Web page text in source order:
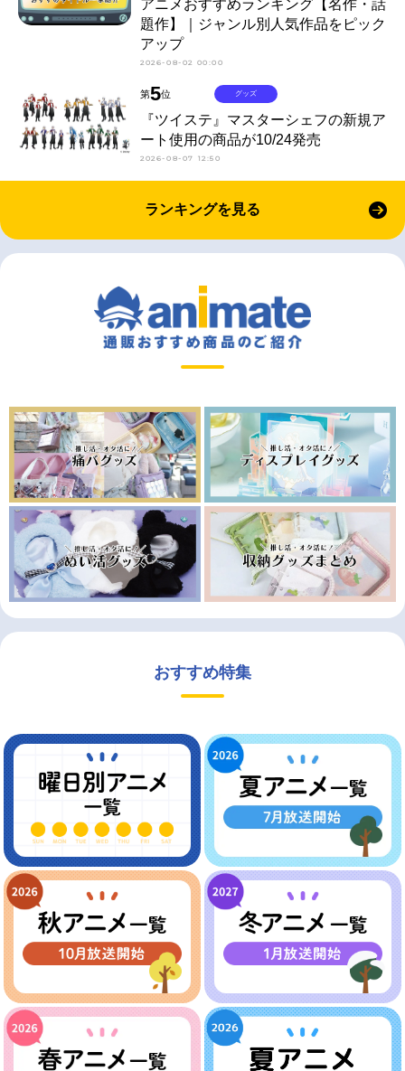
アニメおすすめランキング【名作・話
題作】｜ジャンル別人気作品をピック
アップ
2026-08-02 00:00
第5位
『ツイステ』マスターシェフの新規ア
ート使用の商品が10/24発売
2026-08-07 12:50
グッズ
ランキングを見る
おすすめ特集